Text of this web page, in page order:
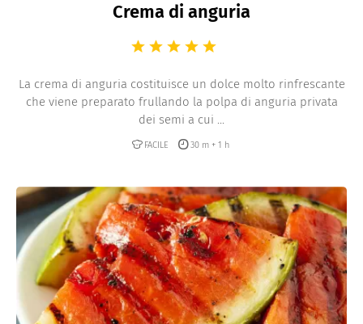
Crema di anguria
La crema di anguria costituisce un dolce molto rinfrescante
che viene preparato frullando la polpa di anguria privata
dei semi a cui ...
FACILE 30 m + 1 h